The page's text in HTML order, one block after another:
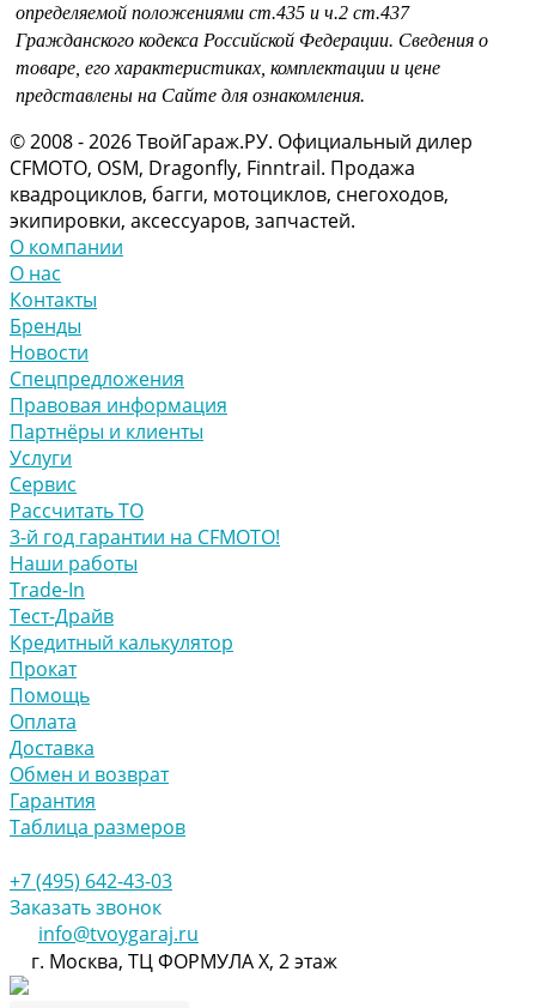
определяемой положениями ст.435 и ч.2 ст.437
Гражданского кодекса Российской Федерации. Сведения о
товаре, его характеристиках, комплектации и цене
представлены на Сайте для ознакомления.
© 2008 - 2026 ТвойГараж.РУ. Официальный дилер
CFMOTO, OSM, Dragonfly, Finntrail. Продажа
квадроциклов, багги, мотоциклов, снегоходов,
экипировки, аксессуаров, запчастей.
О компании
О нас
Контакты
Бренды
Новости
Спецпредложения
Правовая информация
Партнёры и клиенты
Услуги
Сервис
Рассчитать ТО
3-й год гарантии на CFMOTO!
Наши работы
Trade-In
Тест-Драйв
Кредитный калькулятор
Прокат
Помощь
Оплата
Доставка
Обмен и возврат
Гарантия
Таблица размеров
+7 (495) 642-43-03
Заказать звонок
info@tvoygaraj.ru
г. Москва, ТЦ ФОРМУЛА Х, 2 этаж